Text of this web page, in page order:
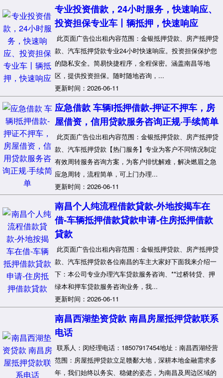
专业投资借款，24小时服务，快速响应、
投资担保专业车丨辆抵押，快速响应
此页面广告位出租内容范围：金银抵押贷款、房产抵押贷
款、汽车抵押贷款专业24小时快速响应。投资担保保护您
的隐私安全。简易快捷程序，全程保密。涵盖南昌等地
区，提供投资担保。随时随地咨询，...
更新时间：2026-06-11
应急借款 车辆I抵押借款-押证不押车，房
屋借资，信用贷款服务咨询正规·手续简单
此页面广告位出租内容范围：金银抵押贷款、房产抵押贷
款、汽车抵押贷款【热门服务】专业为客户不同情况制定
有效周转服务咨询方案，为客户排忧解难，解决燃眉之急
应急周转，流程简单，可上门办理...
更新时间：2026-06-11
南昌个人纯流程借款貸款-外地按揭车在
借-车辆抵押借款貸款申请-住房抵押借款
貸款
此页面广告位出租内容范围：金银抵押贷款、房产抵押贷
款、汽车抵押贷款各位南昌的车主大家好下面我来介绍一
下：本公司专业办理汽车贷款服务咨询、**过桥转贷、押
绿本和押车贷款服务咨询业务，我...
更新时间：2026-06-11
南昌西湖垫资贷款 南昌房屋抵押贷款联系
电话
联系人：闵经理电话：18507917454地址：南昌西湖经营
范围：房屋抵押贷款立足赣鄱大地，深耕本地金融需求多
年，我们始终以务实、稳健的姿态，为南昌及周边区域的